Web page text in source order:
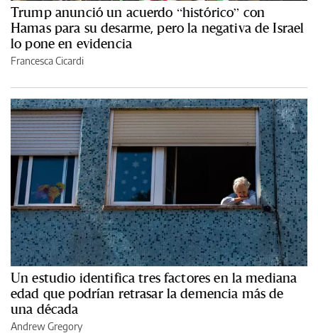
Trump anunció un acuerdo “histórico” con
Hamas para su desarme, pero la negativa de Israel
lo pone en evidencia
Francesca Cicardi
Un estudio identifica tres factores en la mediana
edad que podrían retrasar la demencia más de
una década
Andrew Gregory